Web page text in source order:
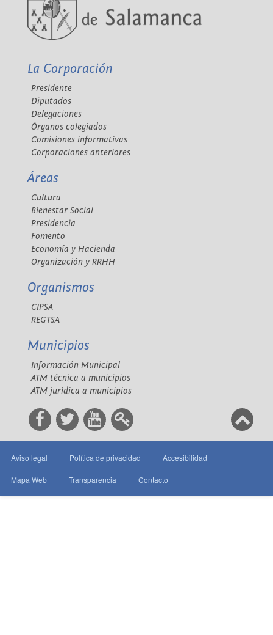
La Corporación
Presidente
Diputados
Delegaciones
Órganos colegiados
Comisiones informativas
Corporaciones anteriores
Áreas
Cultura
Bienestar Social
Presidencia
Fomento
Economía y Hacienda
Organización y RRHH
Organismos
CIPSA
REGTSA
Municipios
Información Municipal
ATM técnica a municipios
ATM jurídica a municipios
Aviso legal Política de privacidad Accesibilidad
Mapa Web Transparencia Contacto